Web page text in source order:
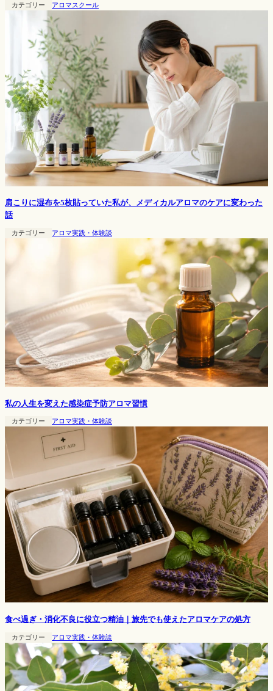
カテゴリー アロマスクール
肩こりに湿布を5枚貼っていた私が、メディカルアロマのケアに変わった
話
カテゴリー アロマ実践・体験談
私の人生を変えた感染症予防アロマ習慣
カテゴリー アロマ実践・体験談
食べ過ぎ・消化不良に役立つ精油｜旅先でも使えたアロマケアの処方
カテゴリー アロマ実践・体験談